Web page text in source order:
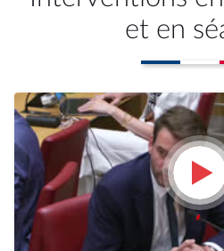
et en